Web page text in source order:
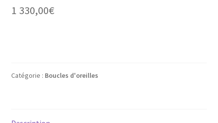
Mon compte
1 330,00€
Catégorie : Boucles d'oreilles